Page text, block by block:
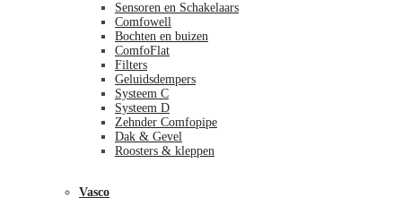
Sensoren en Schakelaars
Comfowell
Bochten en buizen
ComfoFlat
Filters
Geluidsdempers
Systeem C
Systeem D
Zehnder Comfopipe
Dak & Gevel
Roosters & kleppen
Vasco